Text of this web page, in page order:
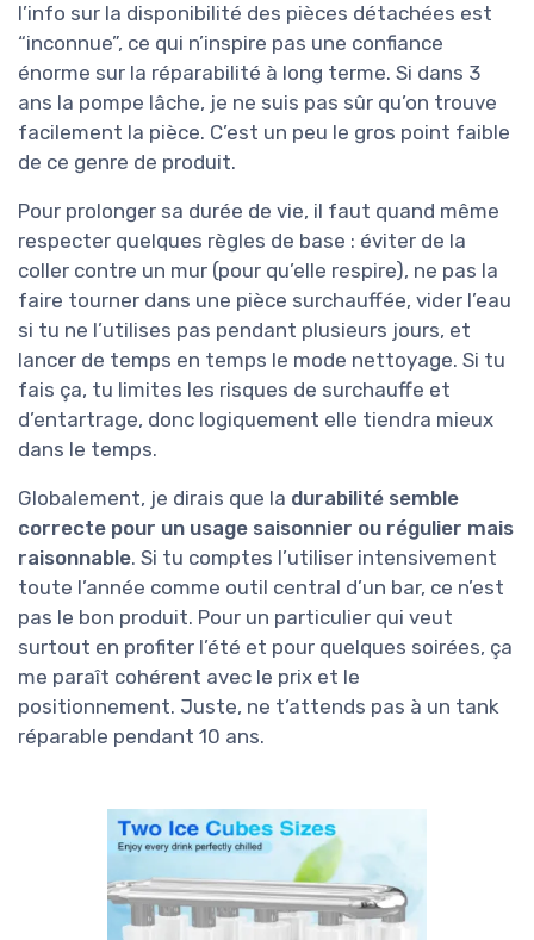
l’info sur la disponibilité des pièces détachées est
“inconnue”, ce qui n’inspire pas une confiance
énorme sur la réparabilité à long terme. Si dans 3
ans la pompe lâche, je ne suis pas sûr qu’on trouve
facilement la pièce. C’est un peu le gros point faible
de ce genre de produit.
Pour prolonger sa durée de vie, il faut quand même
respecter quelques règles de base : éviter de la
coller contre un mur (pour qu’elle respire), ne pas la
faire tourner dans une pièce surchauffée, vider l’eau
si tu ne l’utilises pas pendant plusieurs jours, et
lancer de temps en temps le mode nettoyage. Si tu
fais ça, tu limites les risques de surchauffe et
d’entartrage, donc logiquement elle tiendra mieux
dans le temps.
Globalement, je dirais que la durabilité semble
correcte pour un usage saisonnier ou régulier mais
raisonnable. Si tu comptes l’utiliser intensivement
toute l’année comme outil central d’un bar, ce n’est
pas le bon produit. Pour un particulier qui veut
surtout en profiter l’été et pour quelques soirées, ça
me paraît cohérent avec le prix et le
positionnement. Juste, ne t’attends pas à un tank
réparable pendant 10 ans.